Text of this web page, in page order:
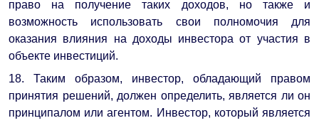
право на получение таких доходов, но также и
возможность использовать свои полномочия для
оказания влияния на доходы инвестора от участия в
объекте инвестиций.
18. Таким образом, инвестор, обладающий правом
принятия решений, должен определить, является ли он
принципалом или агентом. Инвестор, который является